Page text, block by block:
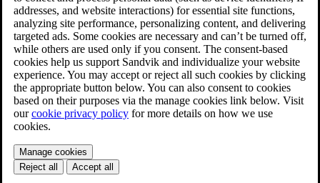
addresses, and website interactions) for essential site functions,
analyzing site performance, personalizing content, and delivering
targeted ads. Some cookies are necessary and can’t be turned off,
while others are used only if you consent. The consent-based
cookies help us support Sandvik and individualize your website
experience. You may accept or reject all such cookies by clicking
the appropriate button below. You can also consent to cookies
based on their purposes via the manage cookies link below. Visit
ourcookie privacy policy for more details on how we use
cookies.
Manage cookies
Reject all
Accept all